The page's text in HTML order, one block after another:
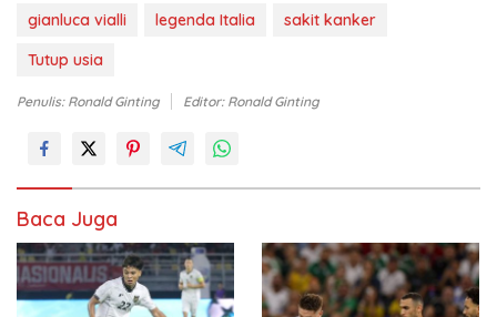
gianluca vialli legenda Italia
sakit kanker
Tutup usia
Penulis: Ronald Ginting Editor: Ronald Ginting
Baca Juga